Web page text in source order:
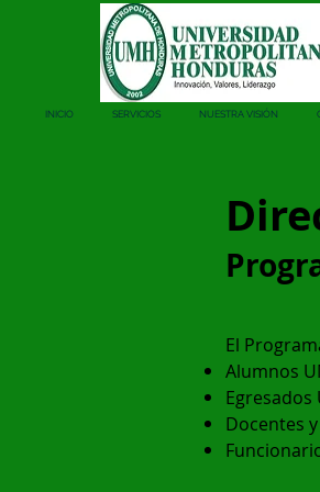
INICIO SERVICIOS NUESTRA VISIÓN
El
Alumnos
Docentes